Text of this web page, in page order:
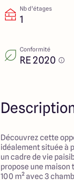
Nb d’étages
1
Conformité
RE 2020
Découvrez cette
idéalement située à
un cadre de vie
propose une maison
100 m² avec 3